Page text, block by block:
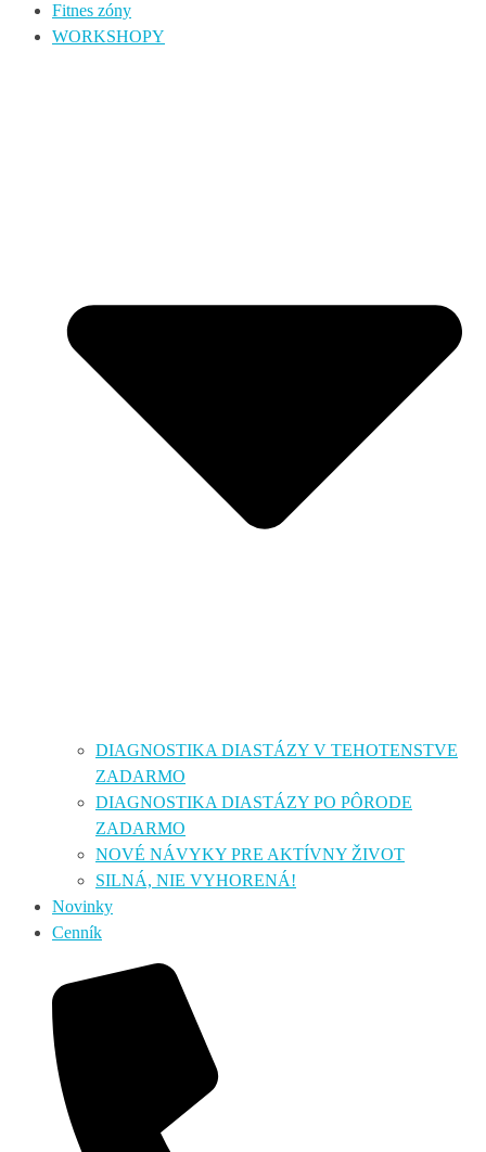
Fitnes zóny
WORKSHOPY
DIAGNOSTIKA DIASTÁZY V TEHOTENSTVE
ZADARMO
DIAGNOSTIKA DIASTÁZY PO PÔRODE
ZADARMO
NOVÉ NÁVYKY PRE AKTÍVNY ŽIVOT
SILNÁ, NIE VYHORENÁ!
Novinky
Cenník